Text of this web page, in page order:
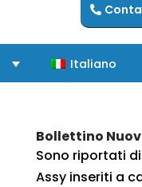
Italiano
Bollettino
Sono riportati
Assy inseriti a